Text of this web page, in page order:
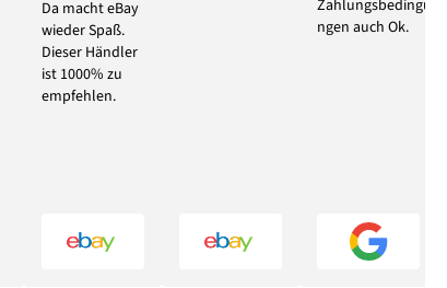
Da macht eBay
wieder Spaß.
Dieser Händler
ist 1000% zu
empfehlen.
Zahlungsbedingu
ngen auch Ok.